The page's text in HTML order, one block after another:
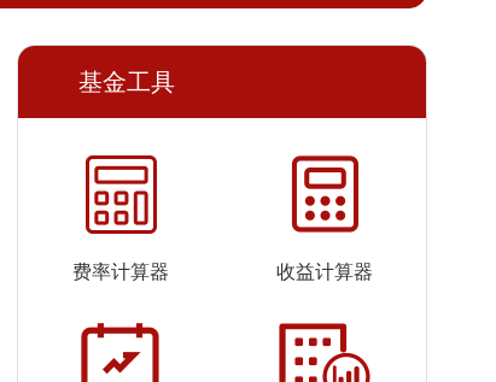
2026-
07-28
0.6129 0.6129
2026-
0.6038
07-24
2026-
0.6046
2026-
0.5989
0.6198
基金工具
费率计算器 收益计算器